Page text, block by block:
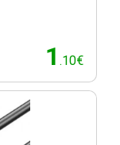
1 .10€